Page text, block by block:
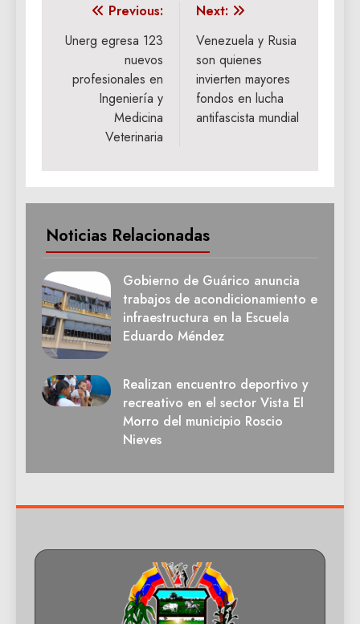
Navegación
de
entradas
Previous:
Unerg egresa 123
nuevos
profesionales en
Ingeniería y
Medicina
Veterinaria
Next:
Venezuela y Rusia
son quienes
invierten mayores
fondos en lucha
antifascista mundial
Noticias Relacionadas
Gobierno de Guárico anuncia
trabajos de acondicionamiento e
infraestructura en la Escuela
Eduardo Méndez
Realizan encuentro deportivo y
recreativo en el sector Vista El
Morro del municipio Roscio
Nieves